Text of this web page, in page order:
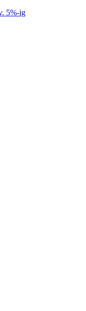
5%-ig